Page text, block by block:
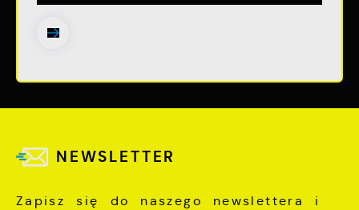
NEWSLETTER
Zapisz się do naszego newslettera i